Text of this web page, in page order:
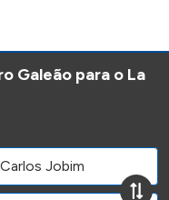
Galeão para o La